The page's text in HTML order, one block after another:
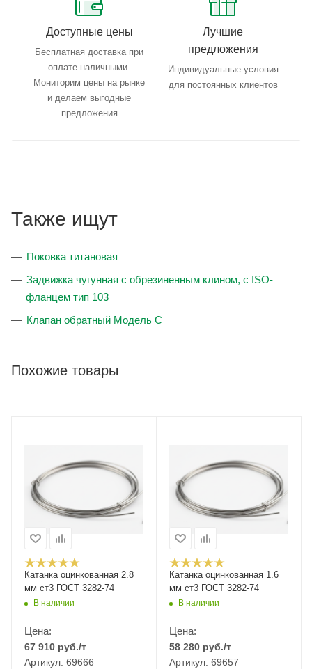
Доступные цены
Бесплатная доставка при
оплате наличными.
Мониторим цены на рынке
и делаем выгодные
предложения
Лучшие
предложения
Индивидуальные условия
для постоянных клиентов
Также ищут
Поковка титановая
Задвижка чугунная с обрезиненным клином, с ISO-
фланцем тип 103
Клапан обратный Модель С
Похожие товары
Катанка оцинкованная 2.8
мм ст3 ГОСТ 3282-74
В наличии
Цена:
67 910 руб./т
Артикул: 69666
Катанка оцинкованная 1.6
мм ст3 ГОСТ 3282-74
В наличии
Цена:
58 280 руб./т
Артикул: 69657